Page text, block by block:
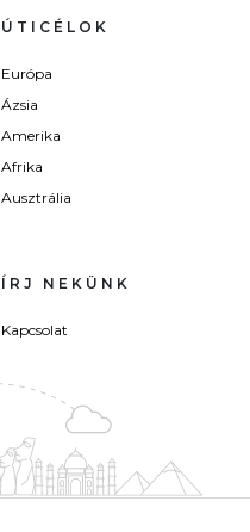
ÚTICÉLOK
Európa
Ázsia
Amerika
Afrika
Ausztrália
ÍRJ NEKÜNK
Kapcsolat